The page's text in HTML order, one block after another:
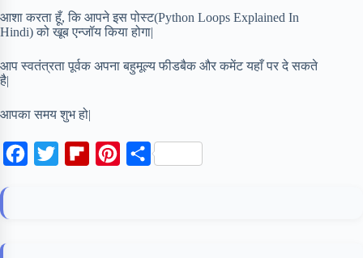
आशा करता हूँ, कि आपने इस पोस्ट(Python Loops Explained In
Hindi) को खूब एन्जॉय किया होगा|
आप स्वतंत्रता पूर्वक अपना बहुमूल्य फीडबैक और कमेंट यहाँ पर दे सकते
है|
आपका समय शुभ हो|
S